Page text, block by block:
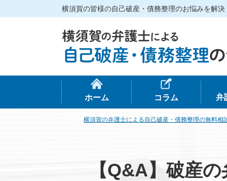
横須賀の皆様の自己破産・債務整理のお悩みを解決
ホーム コラム 弁
横須賀の弁護士による自己破産・債務整理の無料相
【Q&A】破産